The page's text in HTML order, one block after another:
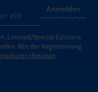
Anmelden
Limited/Special Editions
Mit der Registrierung
.